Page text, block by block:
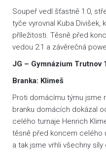
Soupeř vedl šťastně 1:0,
tyče vyrovnal Kuba Divišek,
příležitosti. Těsně před
vedou 2:1 a závěrečná
JG – Gymnázium Trutnov
Branka: Klimeš
Proti domácímu týmu jsme
branku domácích dokázal
celého turnaje Henrich
těsně před koncem celého
a tak jsme vrhli všechny